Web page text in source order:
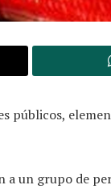
públicos,
un grupo de